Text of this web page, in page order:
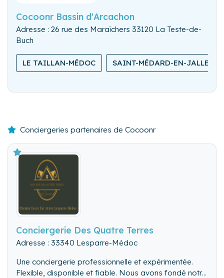
Cocoonr Bassin d'Arcachon
Adresse : 26 rue des Maraîchers 33120 La Teste-de-
Buch
LE TAILLAN-MÉDOC SAINT-MÉDARD-EN-JALLES
Conciergeries partenaires de Cocoonr
Conciergerie Des Quatre Terres
Adresse : 33340 Lesparre-Médoc
Une conciergerie professionnelle et expérimentée.
Flexible, disponible et fiable. Nous avons fondé notre